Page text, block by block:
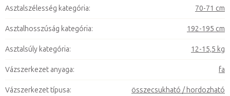
Asztalszélesség kategória: 70-71 cm
Asztalhosszúság kategória: 192-195 cm
Asztalsúly kategória: 12-15,5 kg
Vázszerkezet anyaga: fa
Vázszerkezet típusa: összecsukható / hordozható